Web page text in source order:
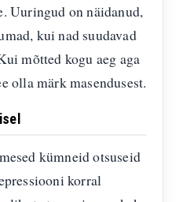
Uuringud on näidanud,
kui nad suudavad
mõtted kogu aeg aga
olla märk masendusest.
kümneid otsuseid
korral